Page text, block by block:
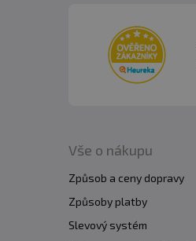
Vše o nákupu
Způsob a ceny dopravy
Způsoby platby
Slevový systém